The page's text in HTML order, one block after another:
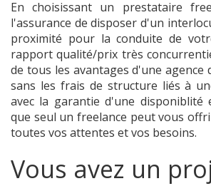
En choisissant un prestataire
l'assurance de disposer d'un
proximité pour la conduite de
rapport qualité/prix très
de tous les avantages d'une agence
sans les frais de structure liés à
avec la garantie d'une disponiblité
que seul un freelance peut vous
toutes vos attentes et vos besoins.
Vous avez un